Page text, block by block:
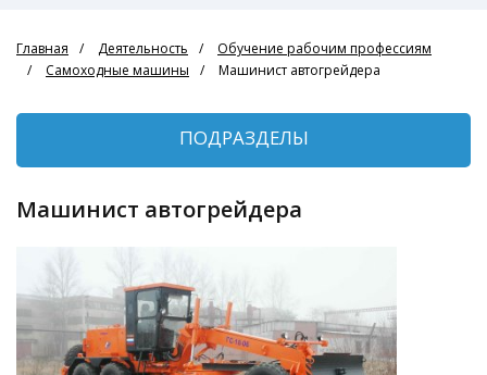
Главная Деятельность
Обучение рабочим профессиям
Самоходные машины
Машинист автогрейдера
ПОДРАЗДЕЛЫ
Машинист автогрейдера